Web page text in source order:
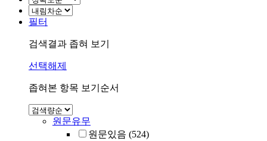
필터
검색결과 좁혀 보기
선택해제
좁혀본 항목 보기순서
원문유무
원문있음 (524)